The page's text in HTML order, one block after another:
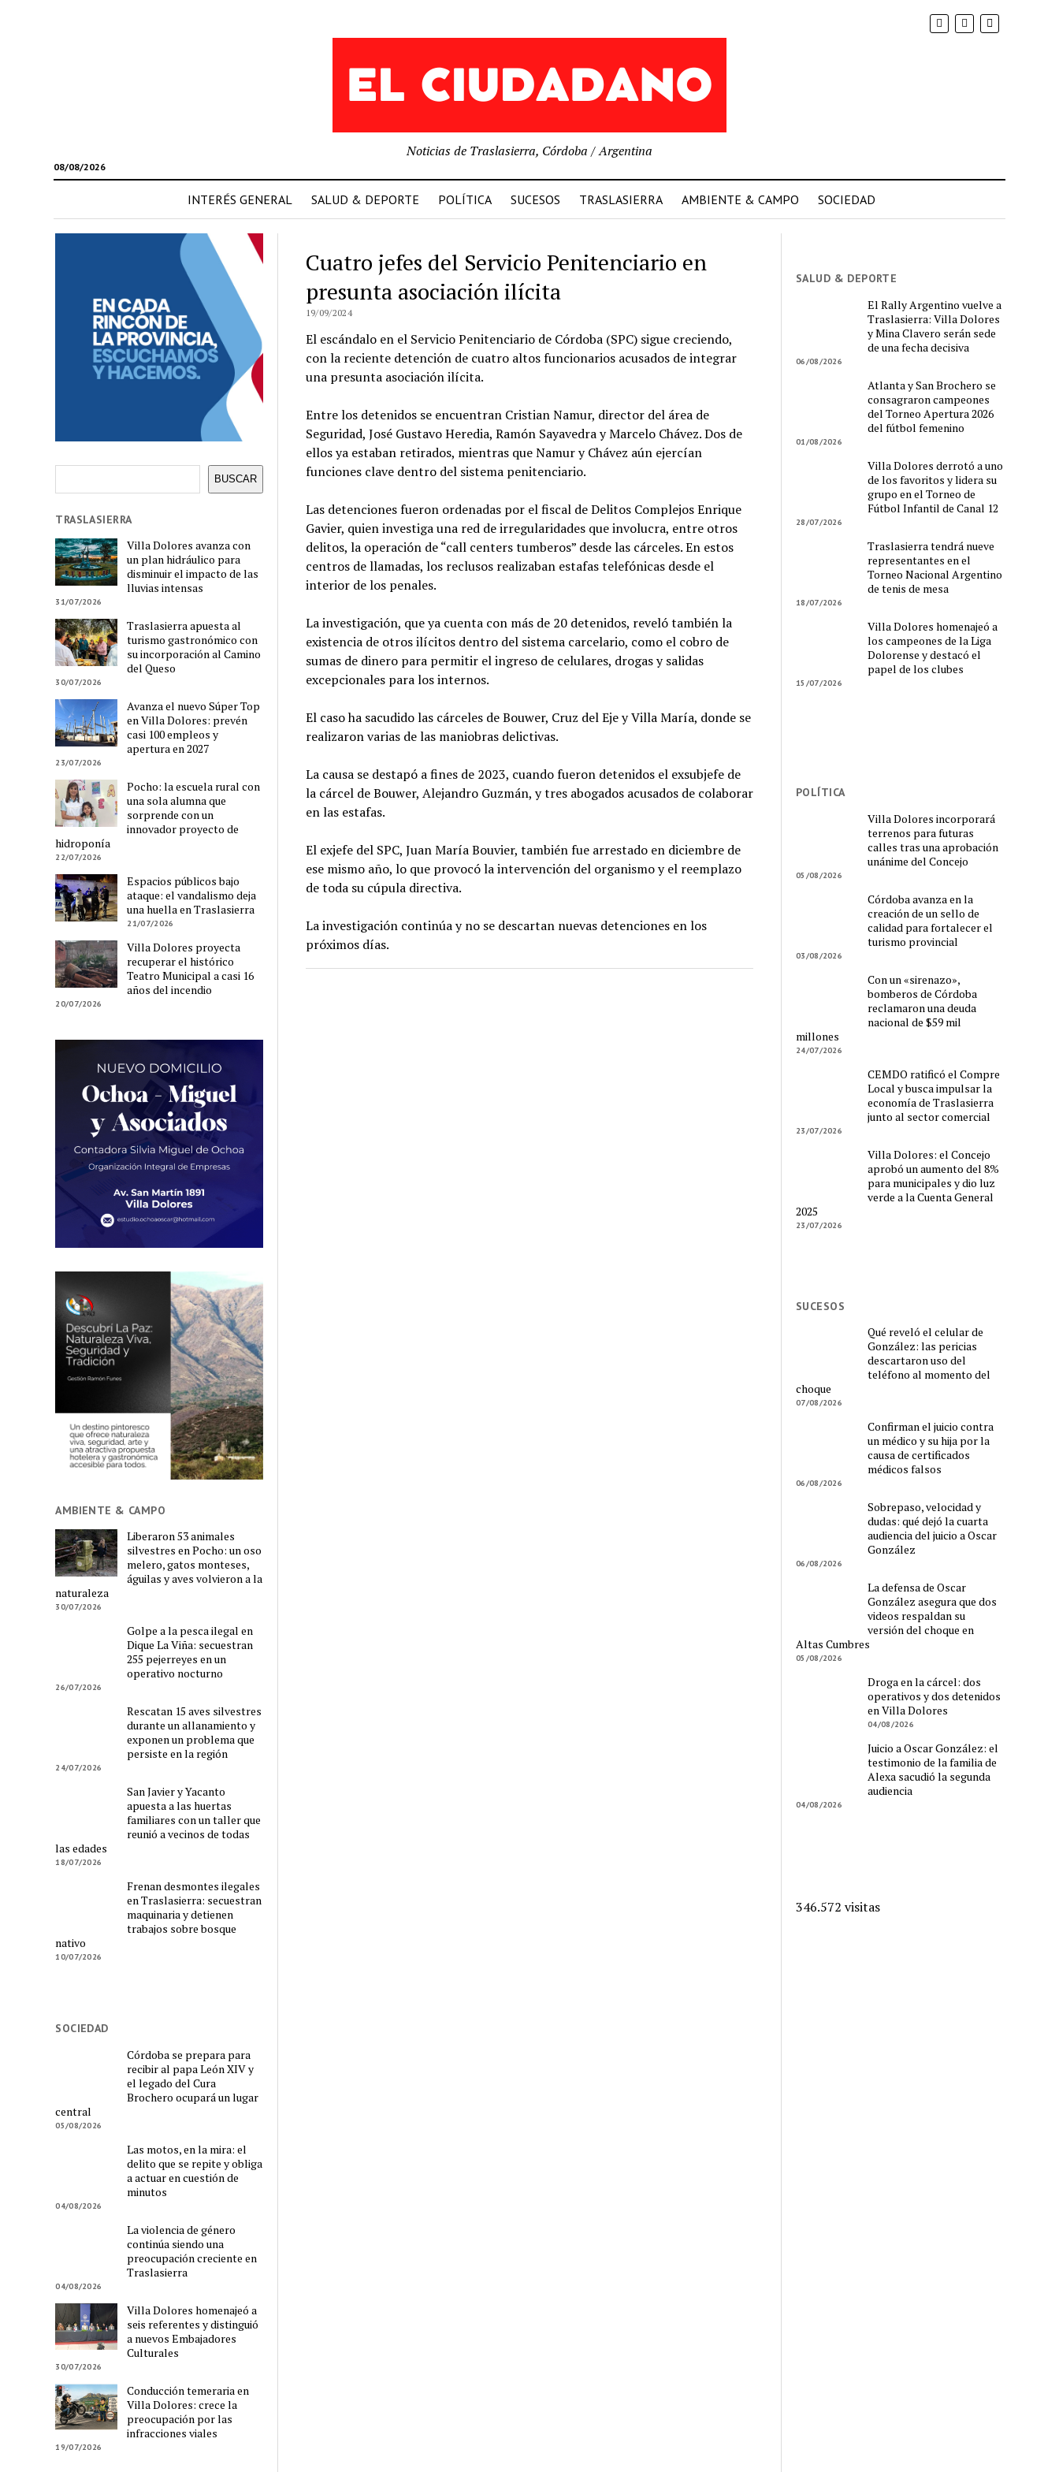
08/08/2026
Noticias de Traslasierra, Córdoba / Argentina
INTERÉS GENERAL SALUD & DEPORTE POLÍTICA SUCESOS TRASLASIERRA AMBIENTE & CAMPO SOCIEDAD
BUSCAR
TRASLASIERRA
Villa Dolores avanza con
un plan hidráulico para
disminuir el impacto de las
lluvias intensas
31/07/2026
Traslasierra apuesta al
turismo gastronómico con
su incorporación al Camino
del Queso
30/07/2026
Avanza el nuevo Súper Top
en Villa Dolores: prevén
casi 100 empleos y
apertura en 2027
23/07/2026
Pocho: la escuela rural con
una sola alumna que
sorprende con un
innovador proyecto de
hidroponía
22/07/2026
Espacios públicos bajo
ataque: el vandalismo deja
una huella en Traslasierra
21/07/2026
Villa Dolores proyecta
recuperar el histórico
Teatro Municipal a casi 16
años del incendio
20/07/2026
AMBIENTE & CAMPO
Liberaron 53 animales
silvestres en Pocho: un oso
melero, gatos monteses,
águilas y aves volvieron a la
naturaleza
30/07/2026
Golpe a la pesca ilegal en
Dique La Viña: secuestran
255 pejerreyes en un
operativo nocturno
26/07/2026
Rescatan 15 aves silvestres
durante un allanamiento y
exponen un problema que
persiste en la región
24/07/2026
San Javier y Yacanto
apuesta a las huertas
familiares con un taller que
reunió a vecinos de todas
las edades
18/07/2026
Frenan desmontes ilegales
en Traslasierra: secuestran
maquinaria y detienen
trabajos sobre bosque
nativo
10/07/2026
SOCIEDAD
Córdoba se prepara para
recibir al papa León XIV y
el legado del Cura
Brochero ocupará un lugar
central
05/08/2026
Las motos, en la mira: el
delito que se repite y obliga
a actuar en cuestión de
minutos
04/08/2026
La violencia de género
continúa siendo una
preocupación creciente en
Traslasierra
04/08/2026
Villa Dolores homenajeó a
seis referentes y distinguió
a nuevos Embajadores
Culturales
30/07/2026
Conducción temeraria en
Villa Dolores: crece la
preocupación por las
infracciones viales
19/07/2026
Cuatro jefes del Servicio Penitenciario en
presunta asociación ilícita
19/09/2024
El escándalo en el Servicio Penitenciario de Córdoba (SPC) sigue creciendo,
con la reciente detención de cuatro altos funcionarios acusados de integrar
una presunta asociación ilícita.
Entre los detenidos se encuentran Cristian Namur, director del área de
Seguridad, José Gustavo Heredia, Ramón Sayavedra y Marcelo Chávez. Dos de
ellos ya estaban retirados, mientras que Namur y Chávez aún ejercían
funciones clave dentro del sistema penitenciario.
Las detenciones fueron ordenadas por el fiscal de Delitos Complejos Enrique
Gavier, quien investiga una red de irregularidades que involucra, entre otros
delitos, la operación de “call centers tumberos” desde las cárceles. En estos
centros de llamadas, los reclusos realizaban estafas telefónicas desde el
interior de los penales.
La investigación, que ya cuenta con más de 20 detenidos, reveló también la
existencia de otros ilícitos dentro del sistema carcelario, como el cobro de
sumas de dinero para permitir el ingreso de celulares, drogas y salidas
excepcionales para los internos.
El caso ha sacudido las cárceles de Bouwer, Cruz del Eje y Villa María, donde se
realizaron varias de las maniobras delictivas.
La causa se destapó a fines de 2023, cuando fueron detenidos el exsubjefe de
la cárcel de Bouwer, Alejandro Guzmán, y tres abogados acusados de colaborar
en las estafas.
El exjefe del SPC, Juan María Bouvier, también fue arrestado en diciembre de
ese mismo año, lo que provocó la intervención del organismo y el reemplazo
de toda su cúpula directiva.
La investigación continúa y no se descartan nuevas detenciones en los
próximos días.
SALUD & DEPORTE
El Rally Argentino vuelve a
Traslasierra: Villa Dolores
y Mina Clavero serán sede
de una fecha decisiva
06/08/2026
Atlanta y San Brochero se
consagraron campeones
del Torneo Apertura 2026
del fútbol femenino
01/08/2026
Villa Dolores derrotó a uno
de los favoritos y lidera su
grupo en el Torneo de
Fútbol Infantil de Canal 12
28/07/2026
Traslasierra tendrá nueve
representantes en el
Torneo Nacional Argentino
de tenis de mesa
18/07/2026
Villa Dolores homenajeó a
los campeones de la Liga
Dolorense y destacó el
papel de los clubes
15/07/2026
POLÍTICA
Villa Dolores incorporará
terrenos para futuras
calles tras una aprobación
unánime del Concejo
05/08/2026
Córdoba avanza en la
creación de un sello de
calidad para fortalecer el
turismo provincial
03/08/2026
Con un «sirenazo»,
bomberos de Córdoba
reclamaron una deuda
nacional de $59 mil
millones
24/07/2026
CEMDO ratificó el Compre
Local y busca impulsar la
economía de Traslasierra
junto al sector comercial
23/07/2026
Villa Dolores: el Concejo
aprobó un aumento del 8%
para municipales y dio luz
verde a la Cuenta General
2025
23/07/2026
SUCESOS
Qué reveló el celular de
González: las pericias
descartaron uso del
teléfono al momento del
choque
07/08/2026
Confirman el juicio contra
un médico y su hija por la
causa de certificados
médicos falsos
06/08/2026
Sobrepaso, velocidad y
dudas: qué dejó la cuarta
audiencia del juicio a Oscar
González
06/08/2026
La defensa de Oscar
González asegura que dos
videos respaldan su
versión del choque en
Altas Cumbres
05/08/2026
Droga en la cárcel: dos
operativos y dos detenidos
en Villa Dolores
04/08/2026
Juicio a Oscar González: el
testimonio de la familia de
Alexa sacudió la segunda
audiencia
04/08/2026
346.572 visitas